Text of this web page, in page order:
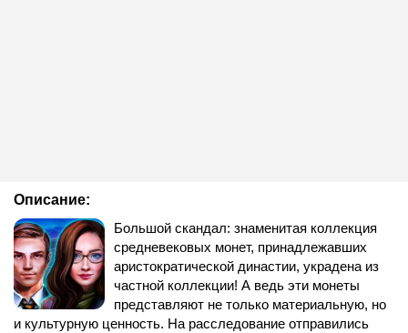
Описание:
Большой скандал: знаменитая коллекция
средневековых монет, принадлежавших
аристократической династии, украдена из
частной коллекции! А ведь эти монеты
представляют не только материальную, но
и культурную ценность. На расследование отправились